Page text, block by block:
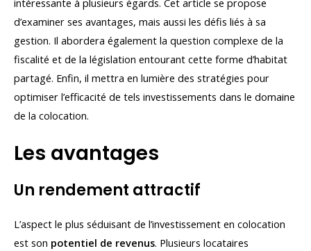
d’examiner ses avantages, mais aussi les défis liés à sa
gestion. Il abordera également la question complexe de la
fiscalité et de la législation entourant cette forme d’habitat
partagé. Enfin, il mettra en lumière des stratégies pour
optimiser l’efficacité de tels investissements dans le domaine
de la colocation.
Les avantages
Un rendement attractif
L’aspect le plus séduisant de l’investissement en colocation
est son potentiel de revenus. Plusieurs locataires